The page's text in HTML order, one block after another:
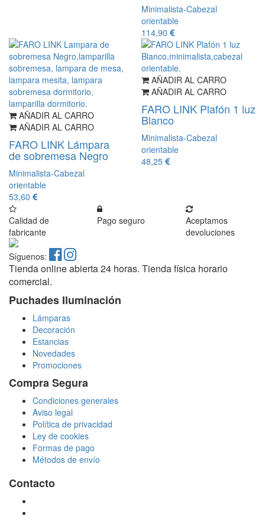
Minimalista-Cabezal
orientable
114,90
AÑADIR AL CARRO
AÑADIR AL CARRO
FARO LINK Lámpara
de sobremesa Negro
Minimalista-Cabezal
orientable
53,60
AÑADIR AL CARRO
AÑADIR AL CARRO
FARO LINK Plafón 1 luz
Blanco
Minimalista-Cabezal
orientable
48,25
Calidad de
fabricante
Pago seguro
Aceptamos
devoluciones
Síguenos:
Tienda online abierta 24 horas. Tienda física horario
comercial.
Puchades Iluminación
Lámparas
Decoración
Estancias
Novedades
Promociones
Compra Segura
Condiciones generales
Aviso legal
Política de privacidad
Ley de cookies
Formas de pago
Métodos de envío
Contacto